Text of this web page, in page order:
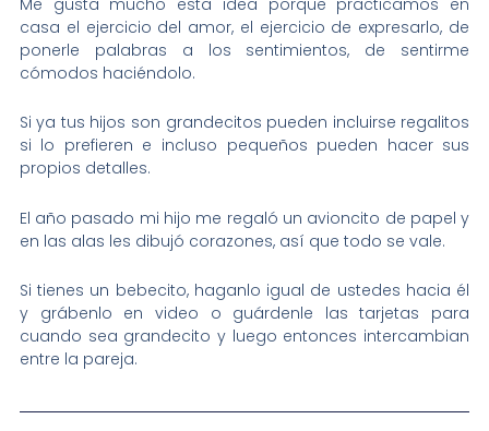
casa el ejercicio del amor, el ejercicio de expresarlo, de
ponerle palabras a los sentimientos, de sentirme
cómodos haciéndolo.
Si ya tus hijos son grandecitos pueden incluirse regalitos
si lo prefieren e incluso pequeños pueden hacer sus
propios detalles.
El año pasado mi hijo me regaló un avioncito de papel y
en las alas les dibujó corazones, así que todo se vale.
Si tienes un bebecito, haganlo igual de ustedes hacia él
y grábenlo en video o guárdenle las tarjetas para
cuando sea grandecito y luego entonces intercambian
entre la pareja.